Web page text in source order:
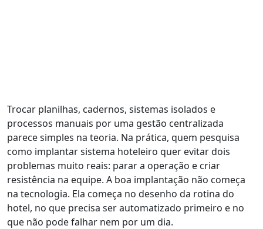
Trocar planilhas, cadernos, sistemas isolados e
processos manuais por uma gestão centralizada
parece simples na teoria. Na prática, quem pesquisa
como implantar sistema hoteleiro quer evitar dois
problemas muito reais: parar a operação e criar
resistência na equipe. A boa implantação não começa
na tecnologia. Ela começa no desenho da rotina do
hotel, no que precisa ser automatizado primeiro e no
que não pode falhar nem por um dia.